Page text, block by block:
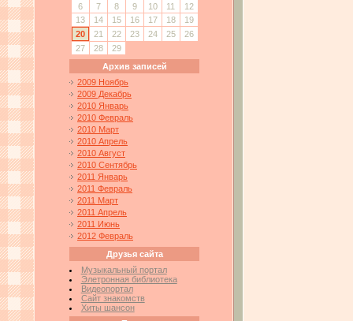
6
7 8 9 10 11
12
13
14 15 16 17 18
19
20
21 22 23 24 25
26
27
28
29
Архив записей
2009 Ноябрь
2009 Декабрь
2010 Январь
2010 Февраль
2010 Март
2010 Апрель
2010 Август
2010 Сентябрь
2011 Январь
2011 Февраль
2011 Март
2011 Апрель
2011 Июнь
2012 Февраль
Друзья сайта
Музыкальный портал
Элетронная библиотека
Видеопортал
Сайт знакомств
Хиты шансон